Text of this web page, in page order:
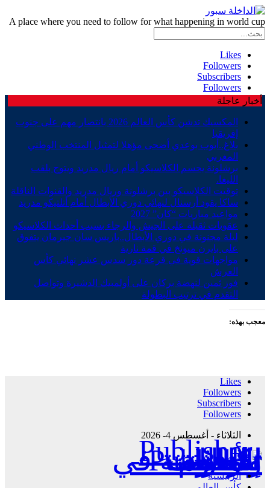
A place where you need to follow for what happening in world cup
Likes
Followers
Subscribers
Followers
أخبار عاجلة
المكسيك تدشن كأس العالم 2026 بانتصار مهم على جنوب
إفريقيا
بلاغ..أيوب بوعدي أضحى مؤهلا لتمثيل المنتخب الوطني
المغربي
برشلونة يحسم الكلاسيكو أمام ريال مدريد ويتوج بلقب
الليغا.
توقيت الكلاسيكو بين برشلونة وريال مدريد والقنوات الناقلة
ساكا يقود أرسنال لنهائي دوري الأبطال أمام أتلتيكو مدريد
مواعيد مباريات “كان” 2027
عقوبات ثقيلة على الجيش والرجاء بسبب أحداث الكلاسيكو
ليلة مجنونة في دوري الأبطال..باريس سان جيرمان يتفوق
على بايرن ميونخ في قمة نارية
مواجهات قوية في قرعة دور سدس عشر نهائي كأس
العرش
فوز ثمين لنهضة بركان على أولمبيك الدشيرة وتواصل
التقدم في ترتيب البطولة
معجب بهذه:
Likes
Followers
Subscribers
Followers
الثلاثاء - أغسطس 4- 2026
Publisher - تغطية إخبارية لكافة الأحداث الرياضية في المغرب والعالم.
الرئيسية